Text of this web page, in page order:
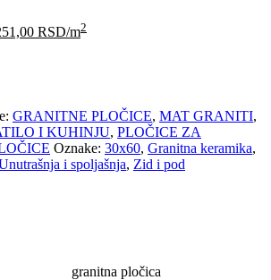
RSD/m2
GRANITNE PLOČICE, MAT GRANITI,
I KUHINJU, PLOČICE ZA
Oznake: 30x60, Granitna keramika,
i spoljašnja, Zid i pod
granitna pločica